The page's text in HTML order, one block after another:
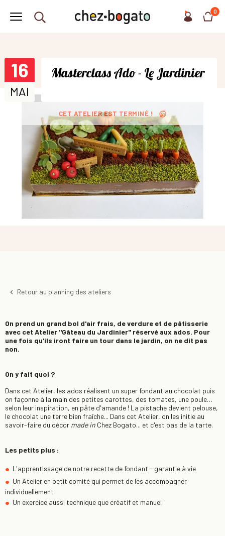
0
16
MAI
Masterclass Ado - Le Jardinier
keyboard_arrow_left Retour au planning des ateliers
CET ATELIER EST TERMINÉ !
On prend un grand bol d'air frais, de verdure et de pâtisserie
avec cet Atelier "Gâteau du Jardinier" réservé aux ados. Pour
une fois qu'ils iront faire un tour dans le jardin, on ne dit pas
non.
On y fait quoi ?
Dans cet Atelier, les ados réalisent un super fondant au chocolat puis
on façonne à la main des petites carottes, des tomates, une poule…
selon leur inspiration, en pâte d'amande ! La pistache devient pelouse,
le chocolat une terre bien fraîche... Dans cet Atelier, on les initie au
savoir-faire du décor made in Chez Bogato... et c'est pas de la tarte.
Les petits plus :
L'apprentissage de notre recette de fondant - garantie à vie
Un Atelier en petit comité qui permet de les accompagner
individuellement
Un exercice aussi technique que créatif et manuel